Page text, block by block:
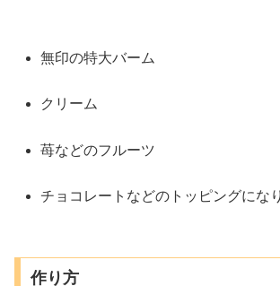
無印の特大バーム
クリーム
苺などのフルーツ
チョコレートなどのトッピングにな
作り方